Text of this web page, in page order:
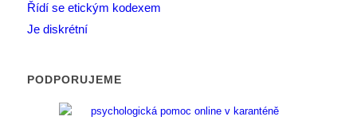
Řídí se etickým kodexem
Je diskrétní
PODPORUJEME